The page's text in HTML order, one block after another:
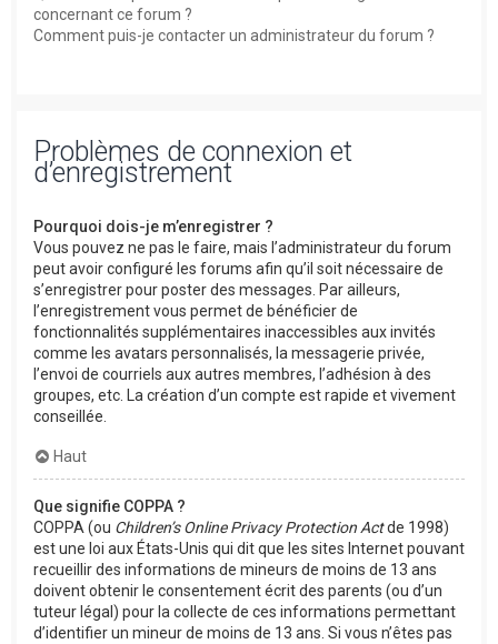
concernant ce forum ?
Comment puis-je contacter un administrateur du forum ?
Problèmes de connexion et
d’enregistrement
Pourquoi dois-je m’enregistrer ?
Vous pouvez ne pas le faire, mais l’administrateur du forum
peut avoir configuré les forums afin qu’il soit nécessaire de
s’enregistrer pour poster des messages. Par ailleurs,
l’enregistrement vous permet de bénéficier de
fonctionnalités supplémentaires inaccessibles aux invités
comme les avatars personnalisés, la messagerie privée,
l’envoi de courriels aux autres membres, l’adhésion à des
groupes, etc. La création d’un compte est rapide et vivement
conseillée.
Haut
Que signifie COPPA ?
COPPA (ou Children’s Online Privacy Protection Actde 1998)
est une loi aux États-Unis qui dit que les sites Internet pouvant
recueillir des informations de mineurs de moins de 13 ans
doivent obtenir le consentement écrit des parents (ou d’un
tuteur légal) pour la collecte de ces informations permettant
d’identifier un mineur de moins de 13 ans. Si vous n’êtes pas